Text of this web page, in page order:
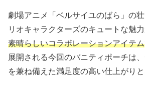
劇場アニメ「ベルサイユのばら」の
リオキャラクターズのキュートな魅
素晴らしいコラボレーションアイテム
展開される今回のバニティポーチは
を兼ね備えた満足度の高い仕上がりと